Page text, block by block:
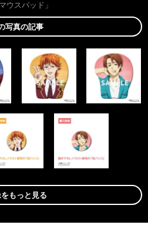
ウスパッド」
写真の記事
もっと見る